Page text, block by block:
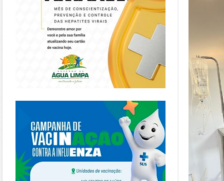
https://piracanjuba.go.gov.br/